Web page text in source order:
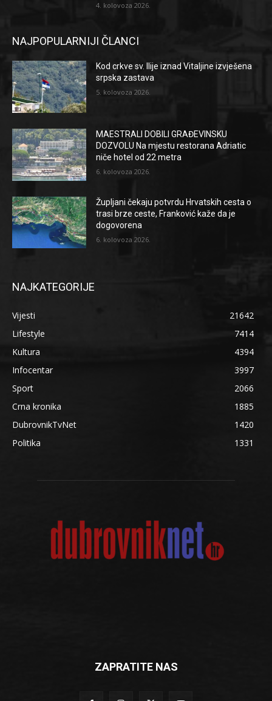
4. kolovoza 2026.
NAJPOPULARNIJI ČLANCI
Kod crkve sv. Ilije iznad Vitaljine izvješena
srpska zastava
5. kolovoza 2026.
MAESTRALI DOBILI GRAĐEVINSKU
DOZVOLU Na mjestu restorana Adriatic
niče hotel od 22 metra
6. kolovoza 2026.
Župljani čekaju potvrdu Hrvatskih cesta o
trasi brze ceste, Franković kaže da je
dogovorena
6. kolovoza 2026.
NAJKATEGORIJE
Vijesti
21642
Lifestyle
7414
Kultura
4394
Infocentar
3997
Sport
2066
Crna kronika
1885
DubrovnikTvNet
1420
Politika
1331
ZAPRATITE NAS